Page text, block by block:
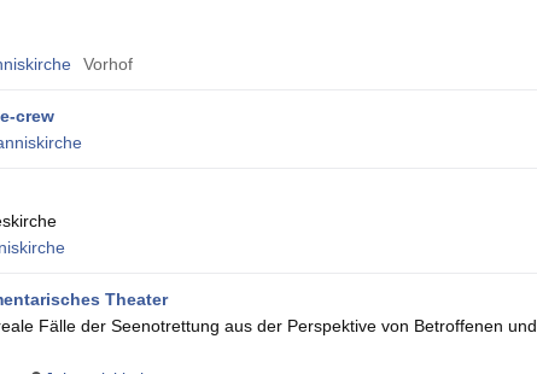
Vorhof
crew
Theater
Fälle der Seenotrettung aus der Perspektive von Betroffenen und